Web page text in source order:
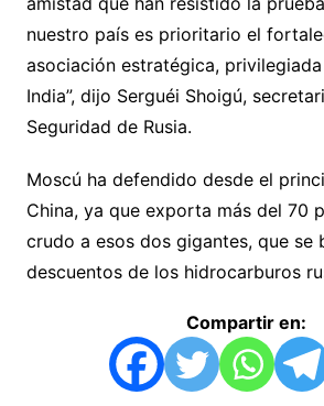
nuestro país es prioritario el
asociación estratégica,
India”, dijo Serguéi Shoigú,
Seguridad de Rusia.
Moscú ha defendido desde el
China, ya que exporta más del 70
crudo a esos dos gigantes, que se
descuentos de los hidrocarburos
Compartir en: